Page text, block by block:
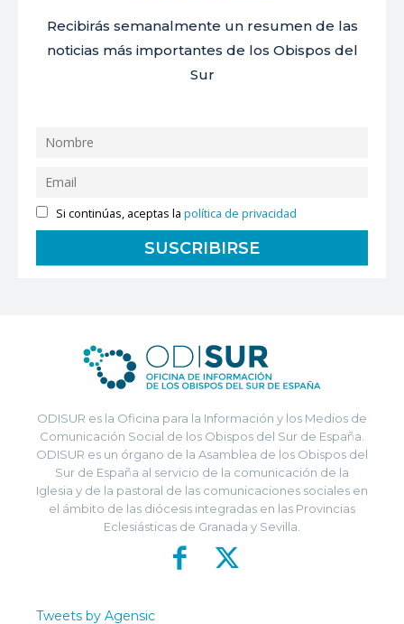
Recibirás semanalmente un resumen de las
noticias más importantes de los Obispos del
Sur
Si continúas, aceptas lapolítica de privacidad
ODISUR es la Oficina para la Información y los Medios de
Comunicación Social de los Obispos del Sur de España.
ODISUR es un órgano de la Asamblea de los Obispos del
Sur de España al servicio de la comunicación de la
Iglesia y de la pastoral de las comunicaciones sociales en
el ámbito de las diócesis integradas en las Provincias
Eclesiásticas de Granada y Sevilla.
Tweets by Agensic